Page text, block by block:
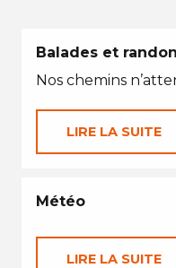
Balades et
Nos chemins
LIRE LA SUITE
Météo
LIRE LA SUITE